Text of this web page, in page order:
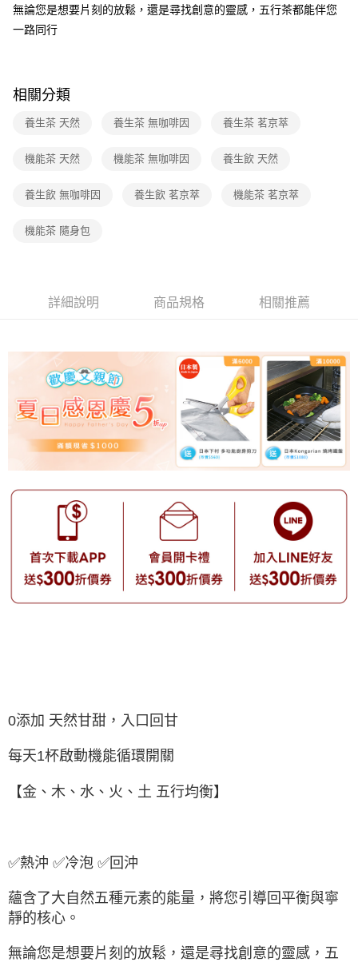
無論您是想要片刻的放鬆，還是尋找創意的靈感，五行茶都能伴您
一路同行
相關分類
養生茶 天然 養生茶 無咖啡因 養生茶 茗京萃
機能茶 天然 機能茶 無咖啡因 養生飲 天然
養生飲 無咖啡因 養生飲 茗京萃 機能茶 茗京萃
機能茶 隨身包
詳細說明 商品規格 相關推薦
0添加 天然甘甜，入口回甘
每天1杯啟動機能循環開關
【金、木、水、火、土 五行均衡】
✅熱沖 ✅冷泡 ✅回沖
蘊含了大自然五種元素的能量，將您引導回平衡與寧
靜的核心。
無論您是想要片刻的放鬆，還是尋找創意的靈感，五